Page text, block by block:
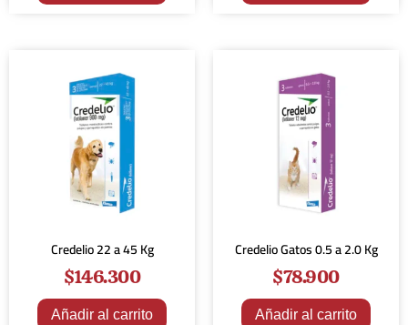
Credelio 22 a 45 Kg
$146.300
Añadir al carrito
Credelio Gatos 0.5 a 2.0 Kg
$78.900
Añadir al carrito